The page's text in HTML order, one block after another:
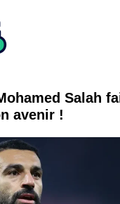
Salah
avenir !